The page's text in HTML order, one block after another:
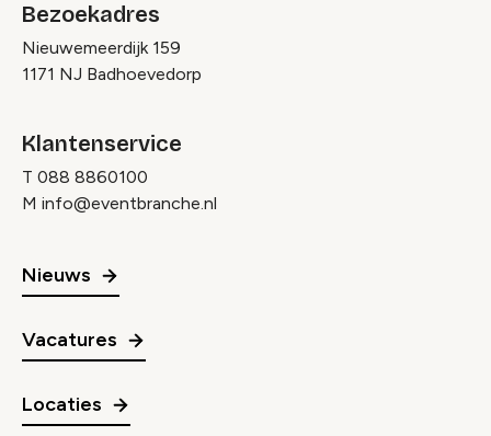
Bezoekadres
Nieuwemeerdijk 159
1171 NJ Badhoevedorp
Klantenservice
T 088 8860100
M info@eventbranche.nl
Nieuws
Vacatures
Locaties